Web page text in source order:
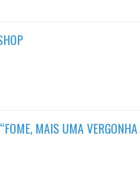
MAIS UMA